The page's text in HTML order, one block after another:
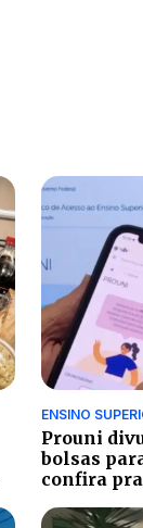
ENSINO
Prouni
bolsas
confira